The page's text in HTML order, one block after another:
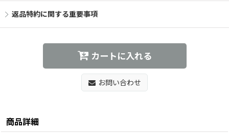
返品特約に関する重要事項
カートに入れる
お問い合わせ
商品詳細